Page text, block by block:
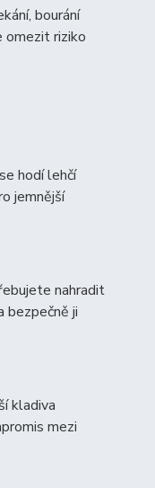
bourání
omezit riziko
hodí lehčí
jemnější
nahradit
bezpečně ji
kladiva
mezi